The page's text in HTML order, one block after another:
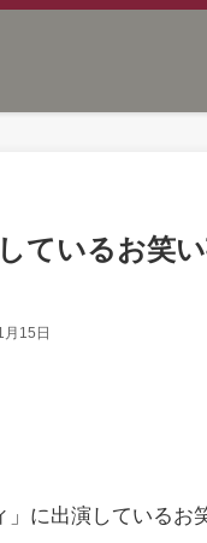
ているお笑
15日
に出演しているお